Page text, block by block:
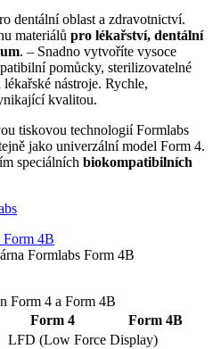
dentální oblast a zdravotnictví.
materiálů pro lékařství, dentální
. – Snadno vytvoříte vysoce
pomůcky, sterilizovatelné
nástroje. Rychle,
kvalitou.
tiskovou technologií Formlabs
jako univerzální model Form 4.
speciálních biokompatibilních
Formlabs Form 4B
Form 4 a Form 4B
Form 4
Form 4B
LFD (Low Force Display)